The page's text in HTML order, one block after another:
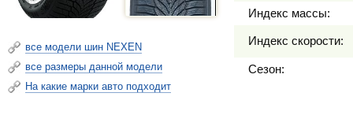
все модели шин NEXEN
все размеры данной модели
На какие марки авто подходит
Индекс массы:
Индекс скорости:
Сезон: